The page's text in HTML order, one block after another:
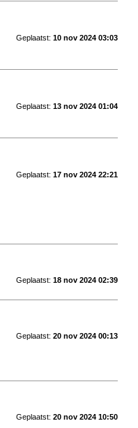
Geplaatst: 10 nov 2024 03:03
Geplaatst: 13 nov 2024 01:04
Geplaatst: 17 nov 2024 22:21
Geplaatst: 18 nov 2024 02:39
Geplaatst: 20 nov 2024 00:13
Geplaatst: 20 nov 2024 10:50